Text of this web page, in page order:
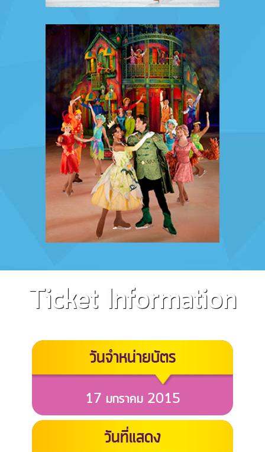
Ticket Information
วันจำหน่ายบัตร
17 มกราคม 2015
วันที่แสดง